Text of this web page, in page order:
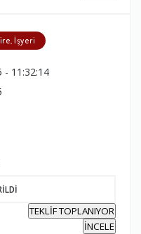
İşyeri
- 11:32:14
TEKLİF TOPLANIYOR
İNCELE